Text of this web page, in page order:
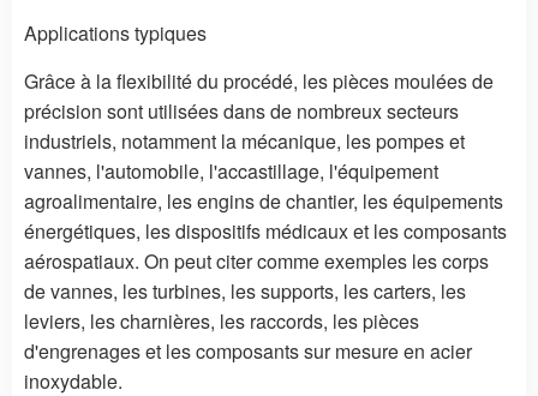
Applications typiques
Grâce à la flexibilité du procédé, les pièces moulées de
précision sont utilisées dans de nombreux secteurs
industriels, notamment la mécanique, les pompes et
vannes, l'automobile, l'accastillage, l'équipement
agroalimentaire, les engins de chantier, les équipements
énergétiques, les dispositifs médicaux et les composants
aérospatiaux. On peut citer comme exemples les corps
de vannes, les turbines, les supports, les carters, les
leviers, les charnières, les raccords, les pièces
d'engrenages et les composants sur mesure en acier
inoxydable.